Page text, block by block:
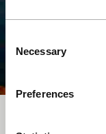
Selection
Necessary
Preferences